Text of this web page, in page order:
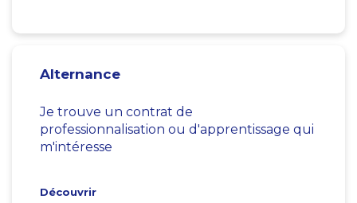
Alternance
Je trouve un contrat de
professionnalisation ou d'apprentissage qui
m'intéresse
Découvrir